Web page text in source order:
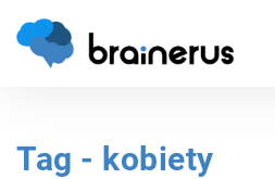
Tag - kobiety